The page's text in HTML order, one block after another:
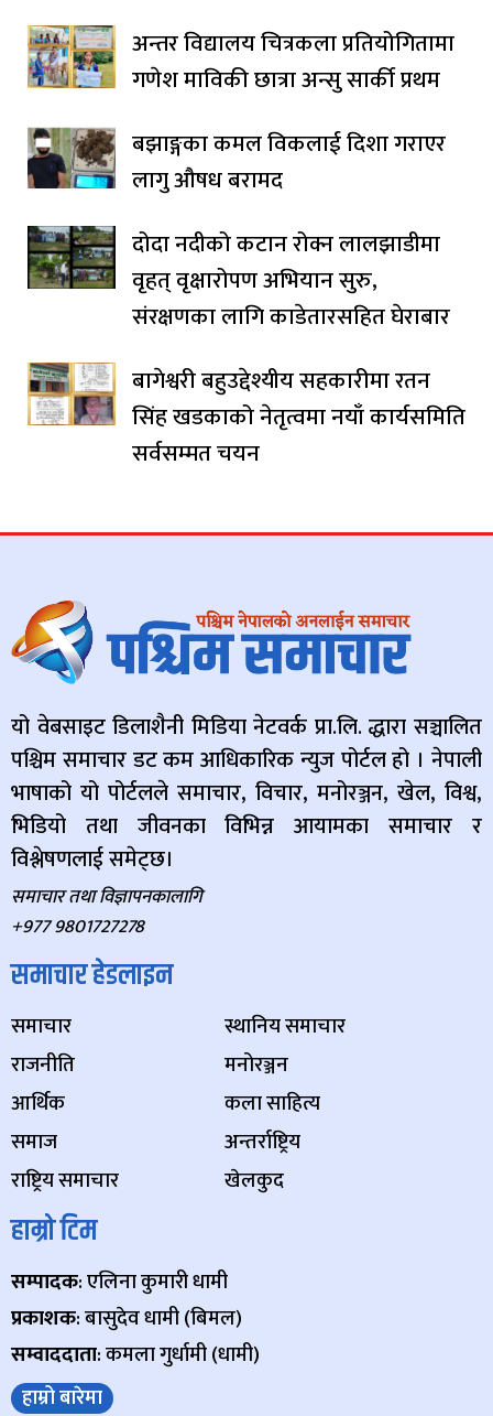
अन्तर विद्यालय चित्रकला प्रतियोगितामा
गणेश माविकी छात्रा अन्सु सार्की प्रथम
बझाङ्गका कमल विकलाई दिशा गराएर
लागु औषध बरामद
दोदा नदीको कटान रोक्न लालझाडीमा
वृहत् वृक्षारोपण अभियान सुरु,
संरक्षणका लागि काडेतारसहित घेराबार
बागेश्वरी बहुउद्देश्यीय सहकारीमा रतन
सिंह खडकाको नेतृत्वमा नयाँ कार्यसमिति
सर्वसम्मत चयन
यो वेबसाइट डिलाशैनी मिडिया नेटवर्क प्रा.लि. द्धारा सञ्चालित
पश्चिम समाचार डट कम आधिकारिक न्युज पोर्टल हो । नेपाली
भाषाको यो पोर्टलले समाचार, विचार, मनोरञ्जन, खेल, विश्व,
भिडियो तथा जीवनका विभिन्न आयामका समाचार र
विश्लेषणलाई समेट्छ।
समाचार तथा विज्ञापनकालागि
+977 9801727278
समाचार हेडलाइन
समाचार
राजनीति
आर्थिक
समाज
राष्ट्रिय समाचार
स्थानिय समाचार
मनोरञ्जन
कला साहित्य
अन्तर्राष्ट्रिय
खेलकुद
हाम्रो टिम
सम्पादक: एलिना कुमारी धामी
प्रकाशक: बासुदेव धामी (बिमल)
सम्वाददाता: कमला गुर्धामी (धामी)
हाम्रो बारेमा